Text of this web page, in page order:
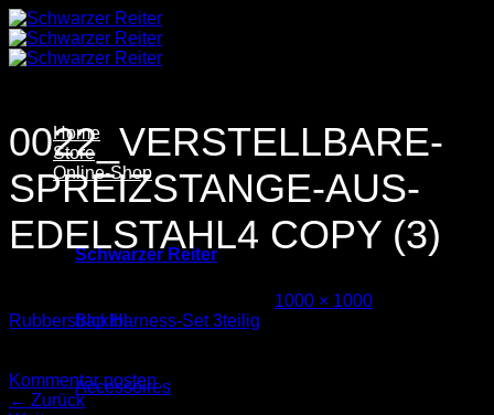
Zum
Inhalt
springen
Home
Store
Online-Shop
Schwarzer Reiter
Blcklbl
Accessoires
0022_VERSTELLBARE-
SPREIZSTANGE-AUS-
EDELSTAHL4 COPY (3)
1000 × 1000
Rubberstrap Harness-Set 3teilig
Kommentar posten.
← Zurück